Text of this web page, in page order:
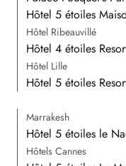
Hôtel 5 étoiles
Hôtel Ribeauvillé
Hôtel 4 étoiles
Hôtel Lille
Hôtel 5 étoiles
Marrakesh
Hôtel 5 étoiles le
Hôtels Cannes